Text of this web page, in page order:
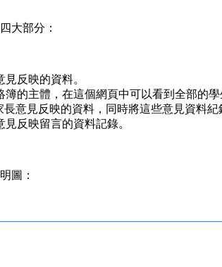
大部分：
反映的資料。
的主體，在這個網頁中可以看到全部的學
意見反映的資料，同時將這些意見資料紀
反映留言的資料記錄。
圖：